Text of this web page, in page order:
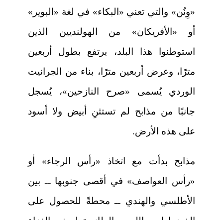
«وِنُن» والتي تعني «البكاء» في لغة «البوير»
أو «الأفريكان» من الهولنديين الذين
استوطنوا هذا البلد، يرتفع بطول أربعين
مترًا، وعرض أربعين مترًا، بناء من الجرانيت
الوردي يُسمى «صرح النازحين»، يُسجل
جانبًا من مذابح لم تستثنِ أبيض ولا أسود
على هذه الأرض.
مذابح بدأت مع اتخاذ «رأس الرجاء» أو
«رأس العواصف» في أقصى جنوبها ــ بين
الأطلسي والهندي ــ محطةً للحصول على